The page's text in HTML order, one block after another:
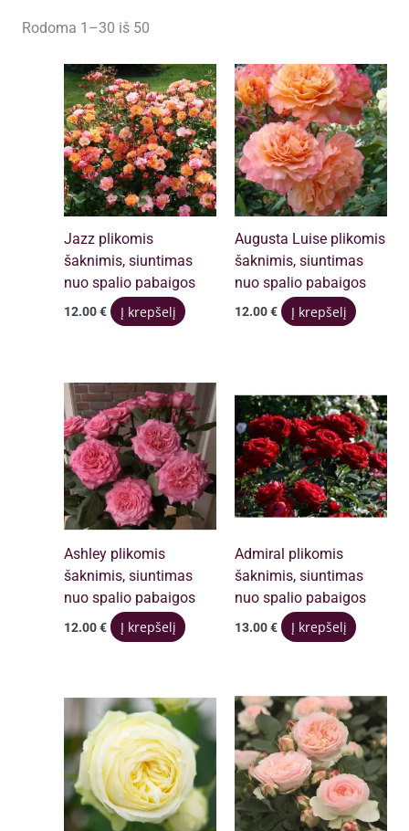
Filtruoti
Rodoma 1–30 iš 50Rūšiuojama
populiarumą
Jazz plikomis
šaknimis, siuntimas
nuo spalio pabaigos
12.00€ Į krepšelį
Augusta Luise plikomis
šaknimis, siuntimas
nuo spalio pabaigos
12.00€ Į krepšelį
Ashley plikomis
šaknimis, siuntimas
nuo spalio pabaigos
12.00€ Į krepšelį
Admiral plikomis
šaknimis, siuntimas
nuo spalio pabaigos
13.00€ Į krepšelį